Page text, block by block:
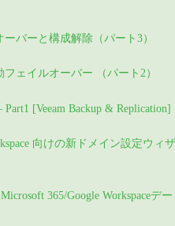
バーと構成解除（パート3）
ェイルオーバー （パート2）
[Veeam Backup & Replication]
向けの新ドメイン設定ウィザ
365/Google Workspaceデー